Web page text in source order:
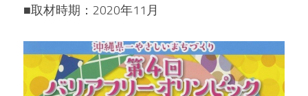
■取材時期：2020年11月